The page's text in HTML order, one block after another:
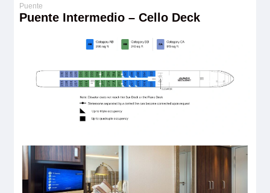
Puente Intermedio – Cello Deck